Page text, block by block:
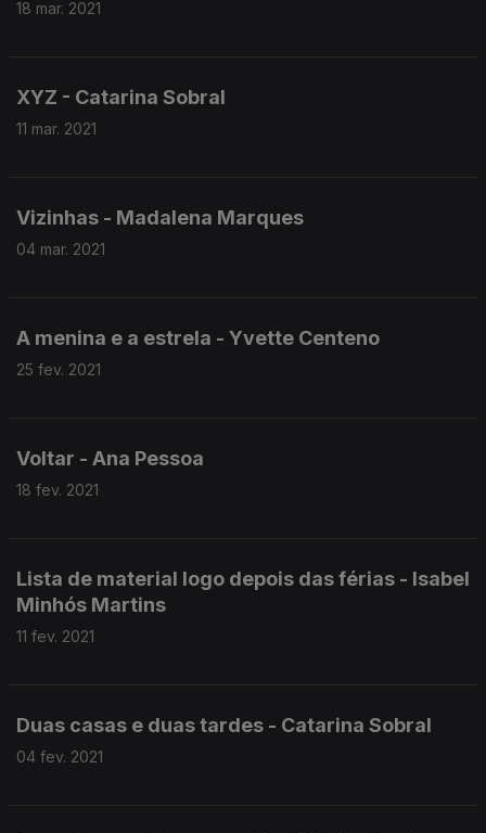
18 mar. 2021
XYZ - Catarina Sobral
11 mar. 2021
Vizinhas - Madalena Marques
04 mar. 2021
A menina e a estrela - Yvette Centeno
25 fev. 2021
Voltar - Ana Pessoa
18 fev. 2021
Lista de material logo depois das férias - Isabel
Minhós Martins
11 fev. 2021
Duas casas e duas tardes - Catarina Sobral
04 fev. 2021